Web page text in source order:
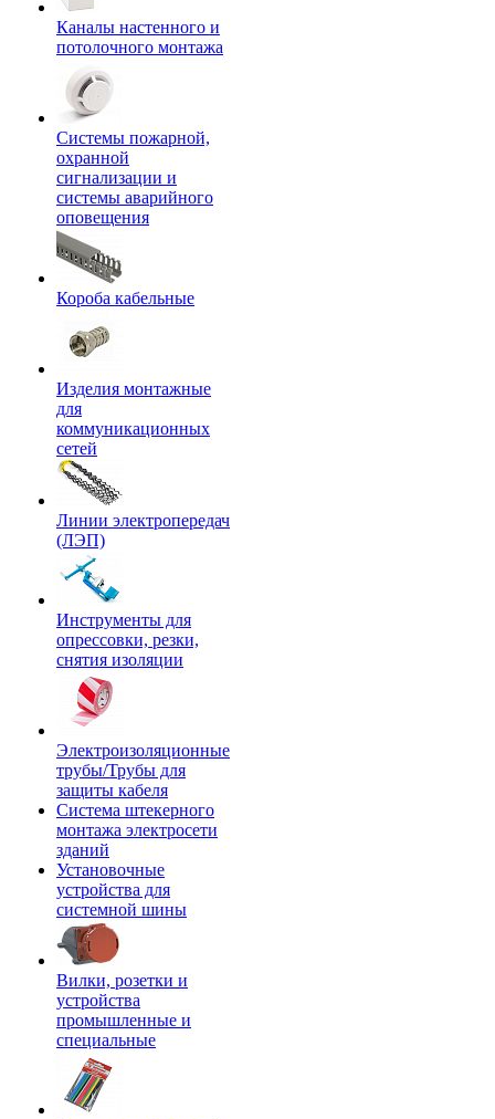
Каналы настенного и
потолочного монтажа
Системы пожарной,
охранной
сигнализации и
системы аварийного
оповещения
Короба кабельные
Изделия монтажные
для
коммуникационных
сетей
Линии электропередач
(ЛЭП)
Инструменты для
опрессовки, резки,
снятия изоляции
Электроизоляционные
трубы/Трубы для
защиты кабеля
Система штекерного
монтажа электросети
зданий
Установочные
устройства для
системной шины
Вилки, розетки и
устройства
промышленные и
специальные